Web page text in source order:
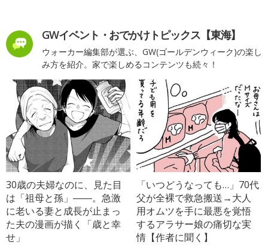
GWイベント・おでかけトピックス【東海】
ウォーカー編集部が選ぶ、GW(ゴールデンウィーク)の楽し
み方を紹介。家で楽しめるコンテンツも続々！
30歳の夫婦なのに、見た目
は「祖母と孫」――。急激
に老いる妻と成長が止まっ
た夫の漫画が描く「歳と幸
せ」
「いつどうなっても…」70代
父が全裸で救急搬送→大人
用オムツを手に最悪を覚悟
するアラサー娘の痛切な実
情【作者に聞く】